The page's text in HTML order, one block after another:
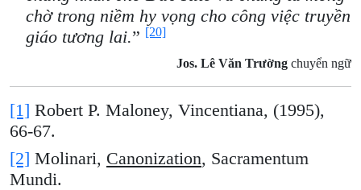
chờ trong niềm hy vọng cho công việc truyền
giáo tương lai.” [20]
Jos. Lê Văn Trường chuyển ngữ
[1] Robert P. Maloney, Vincentiana, (1995),
66-67.
[2] Molinari, Canonization, Sacramentum
Mundi.